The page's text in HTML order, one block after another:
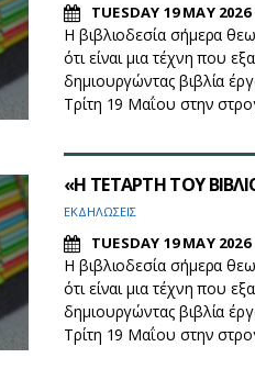
TUESDAY 19 MAY 2026
Η βιβλιοδεσία σήμερα
ότι είναι μια τέχνη που
δημιουργώντας βιβλία
Τρίτη 19 Μαΐου στην
«Η ΤΕΤΑΡΤΗ ΤΟΥ
ΕΚΔΗΛΩΣΕΙΣ
TUESDAY 19 MAY 2026
Η βιβλιοδεσία σήμερα
ότι είναι μια τέχνη που
δημιουργώντας βιβλία
Τρίτη 19 Μαΐου στην